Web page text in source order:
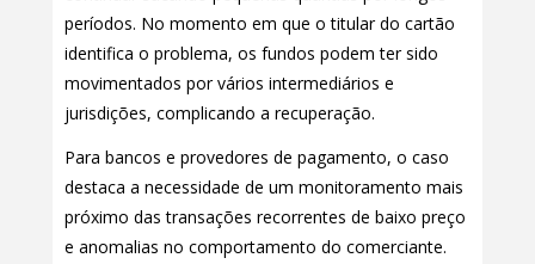
períodos. No momento em que o titular do cartão
identifica o problema, os fundos podem ter sido
movimentados por vários intermediários e
jurisdições, complicando a recuperação.
Para bancos e provedores de pagamento, o caso
destaca a necessidade de um monitoramento mais
próximo das transações recorrentes de baixo preço
e anomalias no comportamento do comerciante.